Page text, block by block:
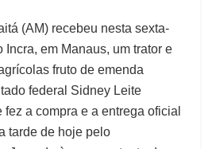
(AM) recebeu nesta sexta-
Incra, em Manaus, um trator e
fruto de emenda
federal Sidney Leite
a compra e a entrega oficial
tarde de hoje pelo